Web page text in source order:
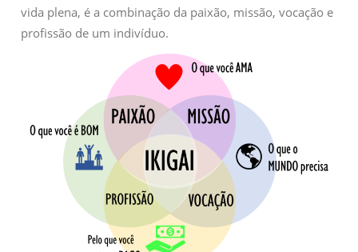
vida plena, é a combinação da paixão, missão, vocação e
profissão de um indivíduo.